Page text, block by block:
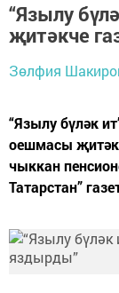
“Язылу
җитәкче
Зөлфия
“Язылу бүләк
оешмасы
чыккан
Татарстан”